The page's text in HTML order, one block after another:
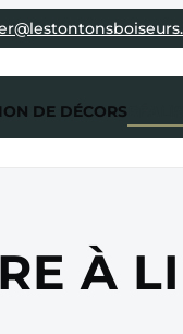
DE DÉCORS
À